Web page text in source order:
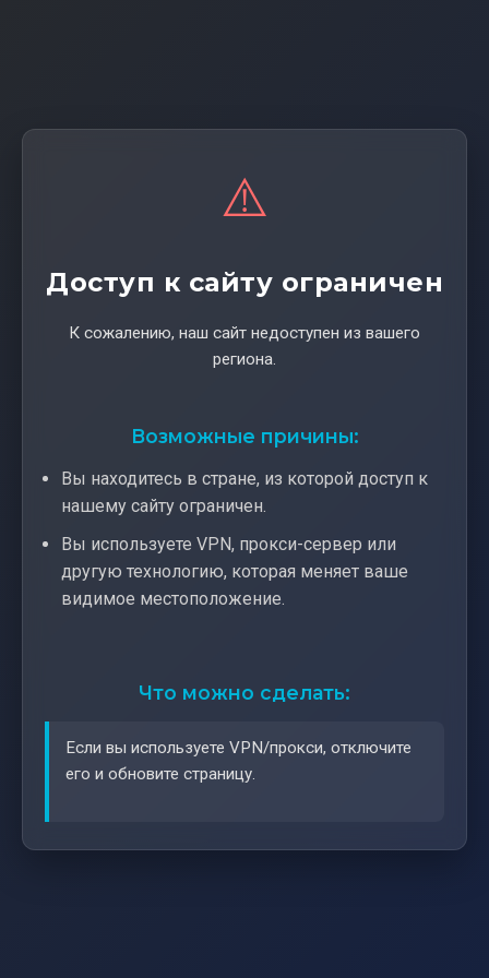
⚠️
Доступ к сайту ограничен
К сожалению, наш сайт недоступен из вашего
региона.
Возможные причины:
Вы находитесь в стране, из которой доступ к
нашему сайту ограничен.
Вы используете VPN, прокси-сервер или
другую технологию, которая меняет ваше
видимое местоположение.
Что можно сделать:
Если вы используете VPN/прокси, отключите
его и обновите страницу.